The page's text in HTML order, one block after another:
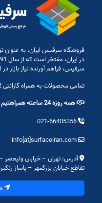
فروشگاه سرفیس ایران، به عنوان
سرفیس، فراهم آورنده نیاز بازار
تمامی محصولات به همراه گارانتی 12 ماهه تعویض.
همه روزه 24 ساعته همراهتیم
021-66405356
آدرس: تهران – خیابان ولیعصر –
تقاطع خیابان بزرگمهر – پاساژ